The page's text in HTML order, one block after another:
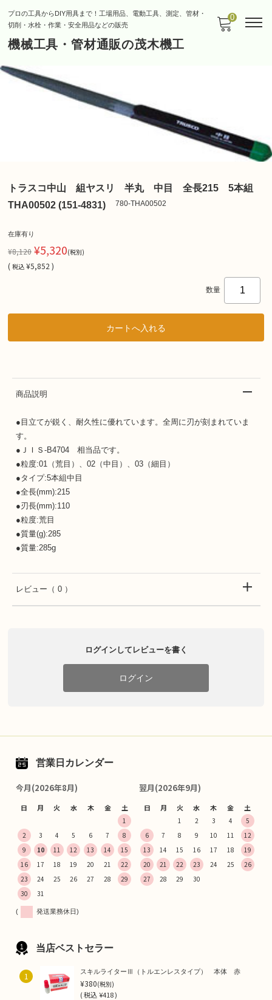
プロの工具からDIY用具まで！工場用品、電動工具、測定、管材・
切削・水栓・作業・安全用品などの販売
機械工具・管材通販の茂木機工
0
トラスコ中山 組ヤスリ 半丸 中目 全長215 5本組
THA00502 (151-4831)
780-THA00502
在庫有り
¥8,120 ¥5,320(税別)
( 税込 ¥5,852 )
数量
商品説明
●目立てが鋭く、耐久性に優れています。全周に刃が刻まれていま
す。
●ＪＩＳ-B4704 相当品です。
●粒度:01（荒目）、02（中目）、03（細目）
●タイプ:5本組中目
●全長(mm):215
●刃長(mm):110
●粒度:荒目
●質量(g):285
●質量:285g
レビュー （ 0 ）
ログインしてレビューを書く
ログイン
営業日カレンダー
今月(2026年8月)
日 月 火 水 木 金 土
1
2
3 4 5 6 7
8
9
10 11 12 13 14
15
16
17 18 19 20 21
22
23
24 25 26 27 28
29
30
31
翌月(2026年9月)
日 月 火 水 木 金 土
1 2 3 4
5
6
7 8 9 10 11
12
13
14 15 16 17 18
19
20
21 22 23 24 25
26
27
28 29 30
( 発送業務休日)
当店ベストセラー
1 スキルライターⅢ（トルエンレスタイプ） 本体 赤
¥380(税別)
(税込¥418 )